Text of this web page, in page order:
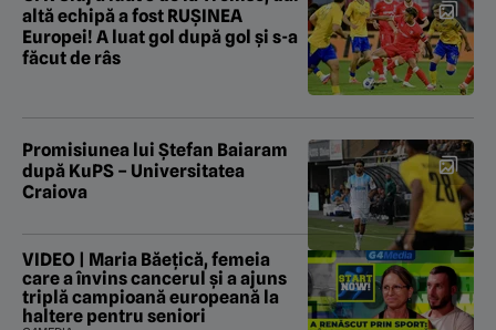
altă echipă a fost RUȘINEA
Europei! A luat gol după gol și s-a
făcut de râs
Promisiunea lui Ștefan Baiaram
după KuPS – Universitatea
Craiova
VIDEO | Maria Băețică, femeia
care a învins cancerul și a ajuns
triplă campioană europeană la
haltere pentru seniori